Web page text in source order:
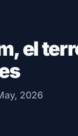
el
2026